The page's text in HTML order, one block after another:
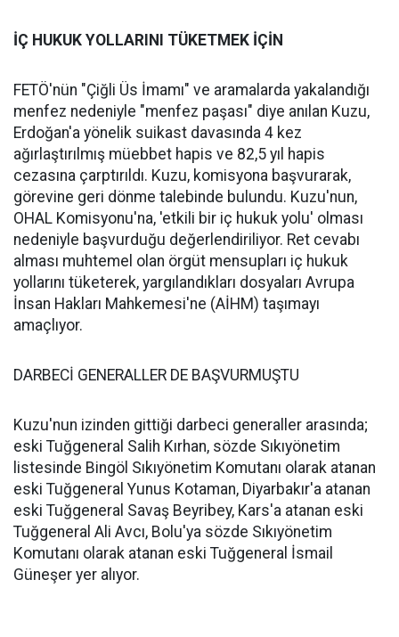
İÇ HUKUK YOLLARINI TÜKETMEK İÇİN
FETÖ'nün "Çiğli Üs İmamı" ve aramalarda yakalandığı
menfez nedeniyle "menfez paşası" diye anılan Kuzu,
Erdoğan'a yönelik suikast davasında 4 kez
ağırlaştırılmış müebbet hapis ve 82,5 yıl hapis
cezasına çarptırıldı. Kuzu, komisyona başvurarak,
görevine geri dönme talebinde bulundu. Kuzu'nun,
OHAL Komisyonu'na, 'etkili bir iç hukuk yolu' olması
nedeniyle başvurduğu değerlendiriliyor. Ret cevabı
alması muhtemel olan örgüt mensupları iç hukuk
yollarını tüketerek, yargılandıkları dosyaları Avrupa
İnsan Hakları Mahkemesi'ne (AİHM) taşımayı
amaçlıyor.
DARBECİ GENERALLER DE BAŞVURMUŞTU
Kuzu'nun izinden gittiği darbeci generaller arasında;
eski Tuğgeneral Salih Kırhan, sözde Sıkıyönetim
listesinde Bingöl Sıkıyönetim Komutanı olarak atanan
eski Tuğgeneral Yunus Kotaman, Diyarbakır'a atanan
eski Tuğgeneral Savaş Beyribey, Kars'a atanan eski
Tuğgeneral Ali Avcı, Bolu'ya sözde Sıkıyönetim
Komutanı olarak atanan eski Tuğgeneral İsmail
Güneşer yer alıyor.